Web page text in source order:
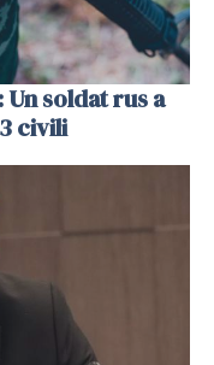
soldat rus a
civili